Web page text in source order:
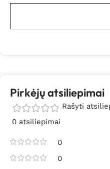
Pirkėjų atsiliepimai
0 atsiliepimai
0
0
Rašyti